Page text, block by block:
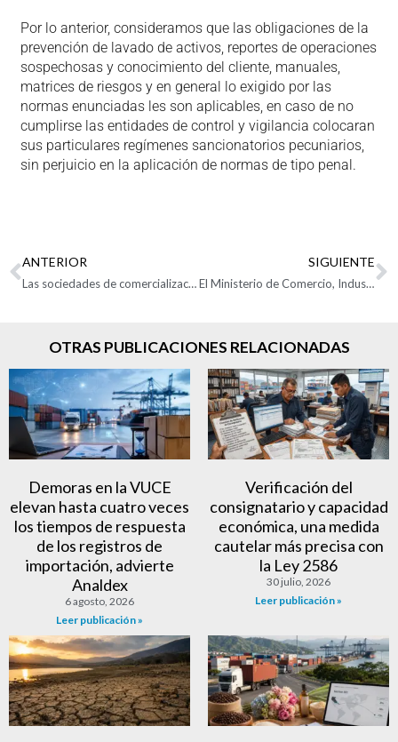
Por lo anterior, consideramos que las obligaciones de la
prevención de lavado de activos, reportes de operaciones
sospechosas y conocimiento del cliente, manuales,
matrices de riesgos y en general lo exigido por las
normas enunciadas les son aplicables, en caso de no
cumplirse las entidades de control y vigilancia colocaran
sus particulares regímenes sancionatorios pecuniarios,
sin perjuicio en la aplicación de normas de tipo penal.
ANTERIOR
Las sociedades de comercialización internacional y las zonas francas
SIGUIENTE
El Ministerio de Comercio, Industria y Turismo excluyó por 6 meses los gastos de transporte para determinar el valor en aduana de 200 subpartidas
OTRAS PUBLICACIONES RELACIONADAS
Demoras en la VUCE
elevan hasta cuatro veces
los tiempos de respuesta
de los registros de
importación, advierte
Analdex
6 agosto, 2026
Leer publicación »
Verificación del
consignatario y capacidad
económica, una medida
cautelar más precisa con
la Ley 2586
30 julio, 2026
Leer publicación »